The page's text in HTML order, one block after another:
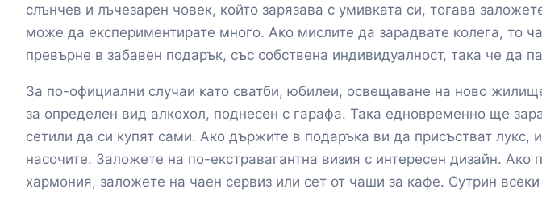
слънчев и лъчезарен човек, който зарязава с умивката си, тогава
може да експериментирате много. Ако мислите да зарадвате колега, то
превърне в забавен подарък, със собствена индивидуалност, така че да
За по-официални случаи като сватби, юбилеи, освещаване на ново
за определен вид алкохол, поднесен с гарафа. Така едновременно ще
сетили да си купят сами. Ако държите в подаръка ви да присъстват
насочите. Заложете на по-екстравагантна визия с интересен дизайн.
хармония, заложете на чаен сервиз или сет от чаши за кафе. Сутрин